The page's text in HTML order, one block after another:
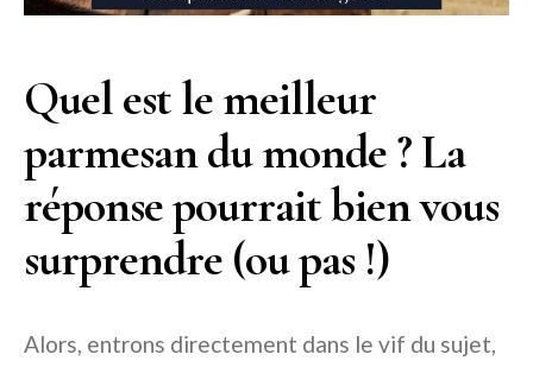
Quel est le meilleur
parmesan du monde ? La
réponse pourrait bien vous
surprendre (ou pas !)
Alors, entrons directement dans le vif du sujet,